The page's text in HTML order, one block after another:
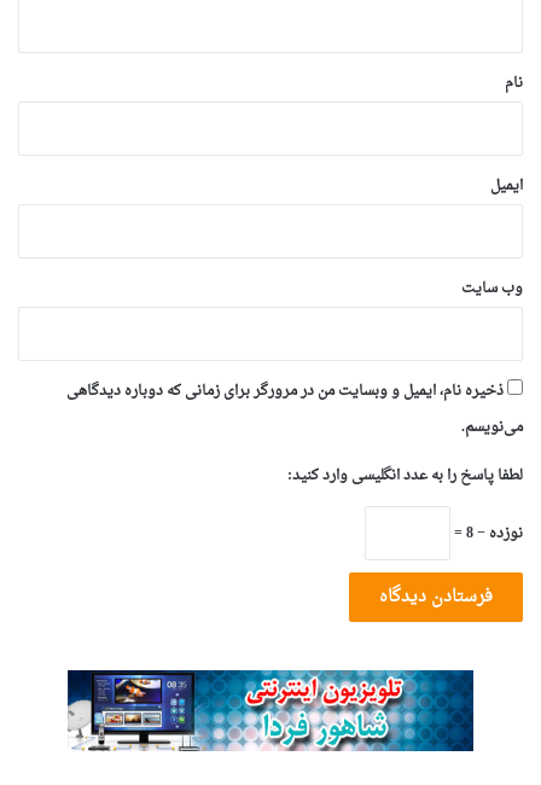
نام
ایمیل
وب‌ سایت
ذخیره نام، ایمیل و وبسایت من در مرورگر برای زمانی که دوباره دیدگاهی
می‌نویسم.
لطفا پاسخ را به عدد انگلیسی وارد کنید:
نوزده − 8 =